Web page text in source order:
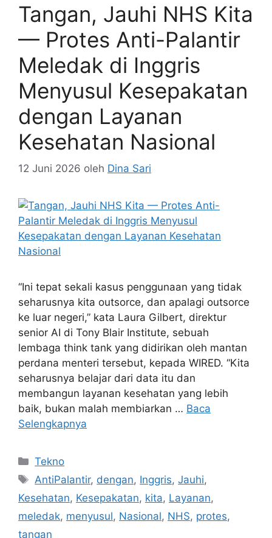
Tangan, Jauhi NHS Kita
— Protes Anti-Palantir
Meledak di Inggris
Menyusul Kesepakatan
dengan Layanan
Kesehatan Nasional
12 Juni 2026 oleh Dina Sari
“Ini tepat sekali kasus penggunaan yang tidak
seharusnya kita outsorce, dan apalagi outsorce
ke luar negeri,” kata Laura Gilbert, direktur
senior AI di Tony Blair Institute, sebuah
lembaga think tank yang didirikan oleh mantan
perdana menteri tersebut, kepada WIRED. “Kita
seharusnya belajar dari data itu dan
membangun layanan kesehatan yang lebih
baik, bukan malah membiarkan … Baca
Selengkapnya
Kategori
Tekno
Tag
AntiPalantir, dengan, Inggris,Jauhi,
Kesehatan, Kesepakatan, kita, Layanan,
meledak, menyusul, Nasional, NHS, protes,
tangan